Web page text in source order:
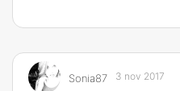
Sonia87 3 nov 2017